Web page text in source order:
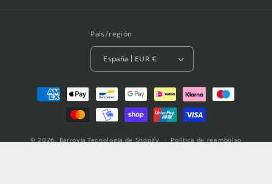
País/región
España | EUR €
Formas
© 2026, Barrovia Tecnología de Shopify Política de reembolso